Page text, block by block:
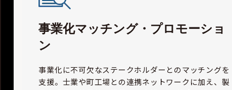
事業化マッチング・プロモーショ
ン
事業化に不可欠なステークホルダーとのマッチングを
支援。士業や町工場との連携ネットワークに加え、製